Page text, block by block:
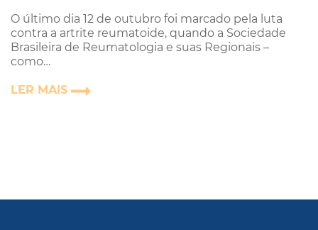
O último dia 12 de outubro foi marcado pela luta
contra a artrite reumatoide, quando a Sociedade
Brasileira de Reumatologia e suas Regionais –
como…
LER MAIS